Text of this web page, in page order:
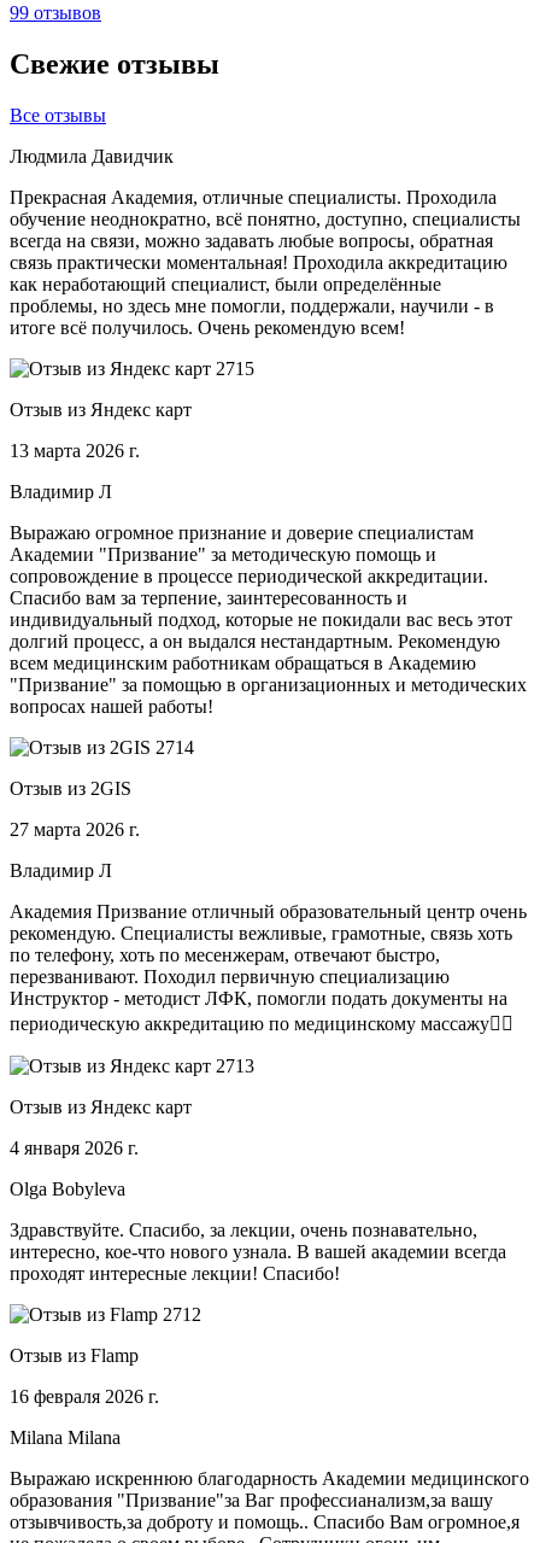
99 отзывов
Свежие отзывы
Все отзывы
Людмила Давидчик
Прекрасная Академия, отличные специалисты. Проходила
обучение неоднократно, всё понятно, доступно, специалисты
всегда на связи, можно задавать любые вопросы, обратная
связь практически моментальная! Проходила аккредитацию
как неработающий специалист, были определённые
проблемы, но здесь мне помогли, поддержали, научили - в
итоге всё получилось. Очень рекомендую всем!
Отзыв из Яндекс карт
13 марта 2026 г.
Владимир Л
Выражаю огромное признание и доверие специалистам
Академии "Призвание" за методическую помощь и
сопровождение в процессе периодической аккредитации.
Спасибо вам за терпение, заинтересованность и
индивидуальный подход, которые не покидали вас весь этот
долгий процесс, а он выдался нестандартным. Рекомендую
всем медицинским работникам обращаться в Академию
"Призвание" за помощью в организационных и методических
вопросах нашей работы!
Отзыв из 2GIS
27 марта 2026 г.
Владимир Л
Академия Призвание отличный образовательный центр очень
рекомендую. Специалисты вежливые, грамотные, связь хоть
по телефону, хоть по месенжерам, отвечают быстро,
перезванивают. Походил первичную специализацию
Инструктор - методист ЛФК, помогли подать документы на
периодическую аккредитацию по медицинскому массажу🧑‍⚕️
Отзыв из Яндекс карт
4 января 2026 г.
Olga Bobyleva
Здравствуйте. Спасибо, за лекции, очень познавательно,
интересно, кое-что нового узнала. В вашей академии всегда
проходят интересные лекции! Спасибо!
Отзыв из Flamp
16 февраля 2026 г.
Milana Milana
Выражаю искреннюю благодарность Академии медицинского
образования "Призвание"за Ваг профессианализм,за вашу
отзывчивость,за доброту и помощь.. Спасибо Вам огромное,я